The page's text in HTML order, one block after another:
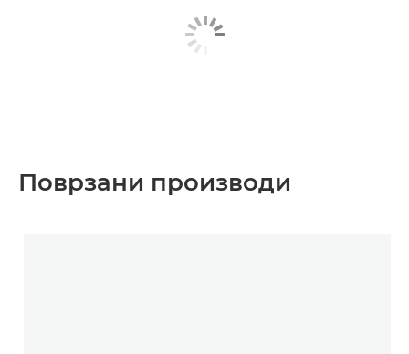
Поврзани производи